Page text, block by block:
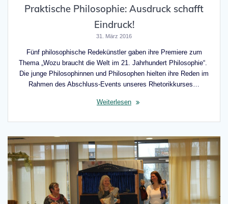
Praktische Philosophie: Ausdruck schafft
Eindruck!
31. März 2016
Fünf philosophische Redekünstler gaben ihre Premiere zum
Thema „Wozu braucht die Welt im 21. Jahrhundert Philosophie“.
Die junge Philosophinnen und Philosophen hielten ihre Reden im
Rahmen des Abschluss-Events unseres Rhetorikkurses…
Weiterlesen